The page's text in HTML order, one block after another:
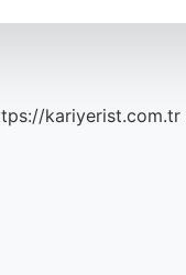
kariyerist.com.tr